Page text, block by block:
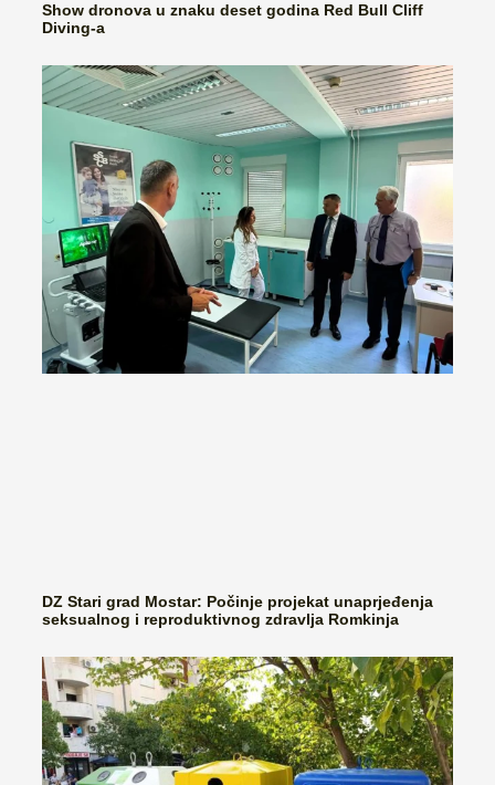
Show dronova u znaku deset godina Red Bull Cliff
Diving-a
DZ Stari grad Mostar: Počinje projekat unaprjeđenja
seksualnog i reproduktivnog zdravlja Romkinja